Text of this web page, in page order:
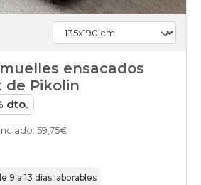
ensacados
de Pikolin
dto.
59,75€
9 a 13 días laborables